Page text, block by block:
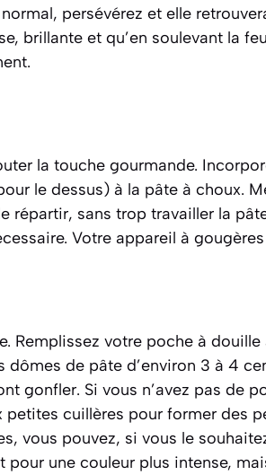
normal, persévérez et elle
brillante et qu’en soulevant la
la touche gourmande.
le dessus) à la pâte à choux.
répartir, sans trop travailler la
Votre appareil à
Remplissez votre poche à
dômes de pâte d’environ 3 à 4
gonfler. Si vous n’avez pas de
petites cuillères pour former des
vous pouvez, si vous le
pour une couleur plus intense,